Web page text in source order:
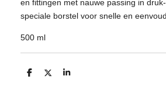
en fittingen met nauwe passing in
speciale borstel voor snelle en
500 ml
D
D
S